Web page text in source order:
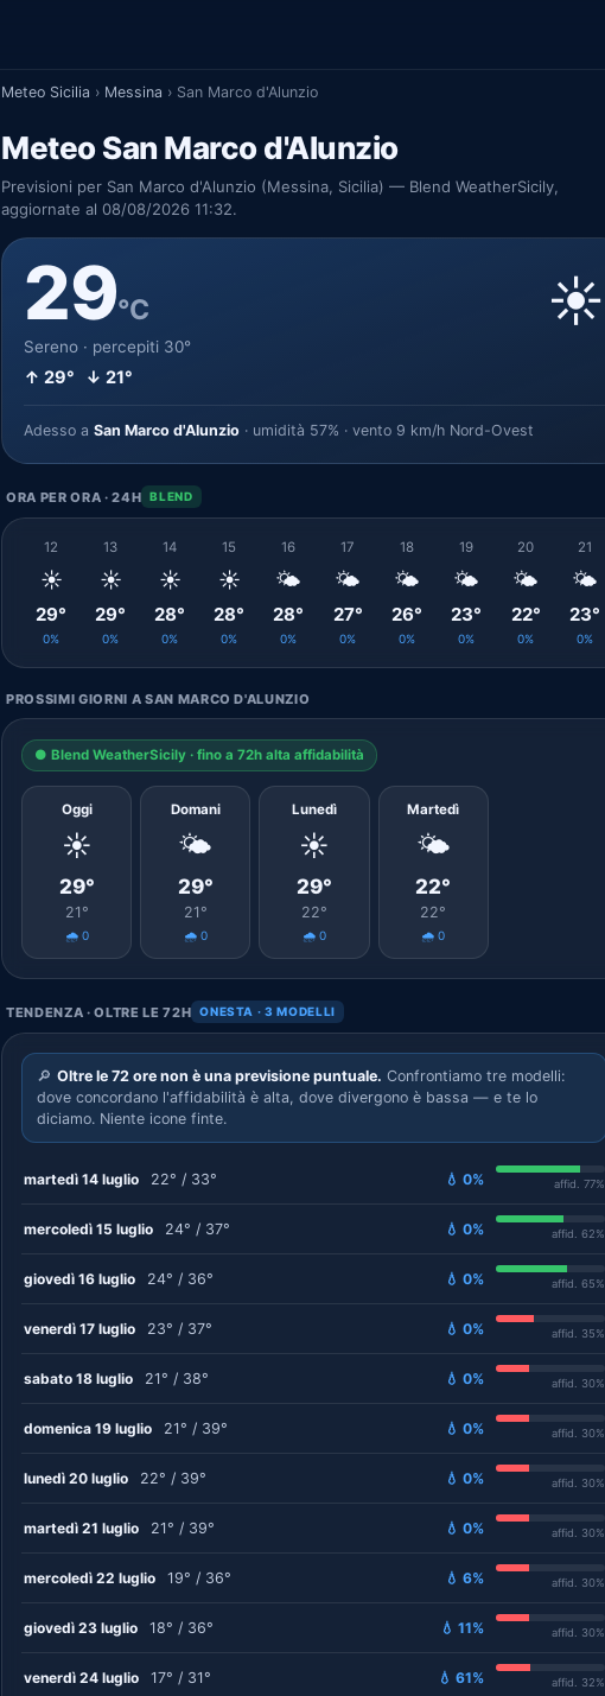
Meteo Sicilia › Messina › San Marco d'Alunzio
Meteo San Marco d'Alunzio
Previsioni per San Marco d'Alunzio (Messina, Sicilia) — Blend WeatherSicily,
aggiornate al 08/08/2026 11:32.
29°C
Sereno · percepiti 30°
↑ 29° ↓ 21°
☀️
Adesso a San Marco d'Alunzio · umidità 57% · vento 9 km/h Nord-Ovest
ORA PER ORA · 24H BLEND
12
☀️
29°
0%
13
☀️
29°
0%
14
☀️
28°
0%
15
☀️
28°
0%
16
🌤️
28°
0%
17
🌤️
27°
0%
18
🌤️
26°
0%
19
🌤️
23°
0%
20
🌤️
22°
0%
21
🌤️
23°
0%
PROSSIMI GIORNI A SAN MARCO D'ALUNZIO
● Blend WeatherSicily · fino a 72h alta affidabilità
Oggi
☀️
29°
21°
🌧️ 0
Domani
🌤️
29°
21°
🌧️ 0
Lunedì
☀️
29°
22°
🌧️ 0
Martedì
🌤️
22°
22°
🌧️ 0
TENDENZA · OLTRE LE 72H ONESTA · 3 MODELLI
🔎 Oltre le 72 ore non è una previsione puntuale. Confrontiamo tre modelli:
dove concordano l'affidabilità è alta, dove divergono è bassa — e te lo
diciamo. Niente icone finte.
martedì 14 luglio 22° / 33° 💧 0% affid. 77%
mercoledì 15 luglio 24° / 37° 💧 0% affid. 62%
giovedì 16 luglio 24° / 36° 💧 0% affid. 65%
venerdì 17 luglio 23° / 37° 💧 0% affid. 35%
sabato 18 luglio 21° / 38° 💧 0% affid. 30%
domenica 19 luglio 21° / 39° 💧 0% affid. 30%
lunedì 20 luglio 22° / 39° 💧 0% affid. 30%
martedì 21 luglio 21° / 39° 💧 0% affid. 30%
mercoledì 22 luglio 19° / 36° 💧 6% affid. 30%
giovedì 23 luglio 18° / 36° 💧 11% affid. 30%
venerdì 24 luglio 17° / 31° 💧 61% affid. 32%